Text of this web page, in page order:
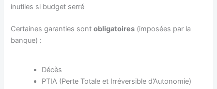
inutiles si budget serré
Certaines garanties sontobligatoires (imposées par la
banque) :
Décès
PTIA (Perte Totale et Irréversible d’Autonomie)